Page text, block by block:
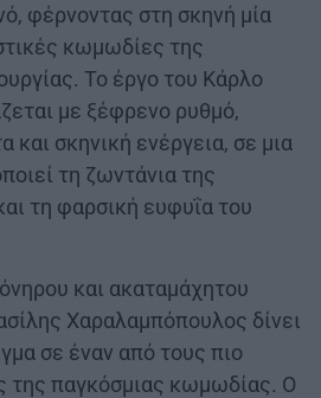
φέρνοντας στη σκηνή μία
κωμωδίες της
Το έργο του Κάρλο
με ξέφρενο ρυθμό,
και σκηνική ενέργεια, σε μια
τη ζωντάνια της
τη φαρσική ευφυΐα του
και ακαταμάχητου
Χαραλαμπόπουλος δίνει
σε έναν από τους πιο
της παγκόσμιας κωμωδίας. Ο